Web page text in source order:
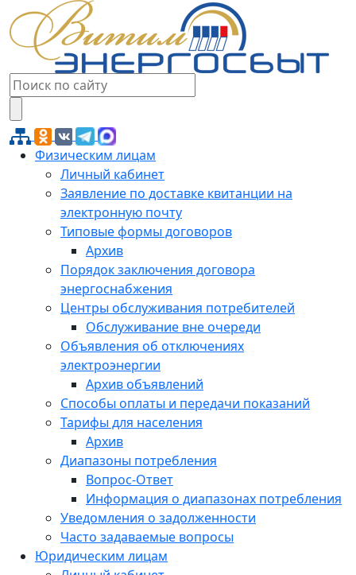
Физическим лицам
Личный кабинет
Заявление по доставке квитанции на
электронную почту
Типовые формы договоров
Архив
Порядок заключения договора
энергоснабжения
Центры обслуживания потребителей
Обслуживание вне очереди
Объявления об отключениях
электроэнергии
Архив объявлений
Способы оплаты и передачи показаний
Тарифы для населения
Архив
Диапазоны потребления
Вопрос-Ответ
Информация о диапазонах потребления
Уведомления о задолженности
Часто задаваемые вопросы
Юридическим лицам